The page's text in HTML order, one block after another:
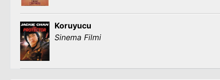
Koruyucu
Sinema Filmi